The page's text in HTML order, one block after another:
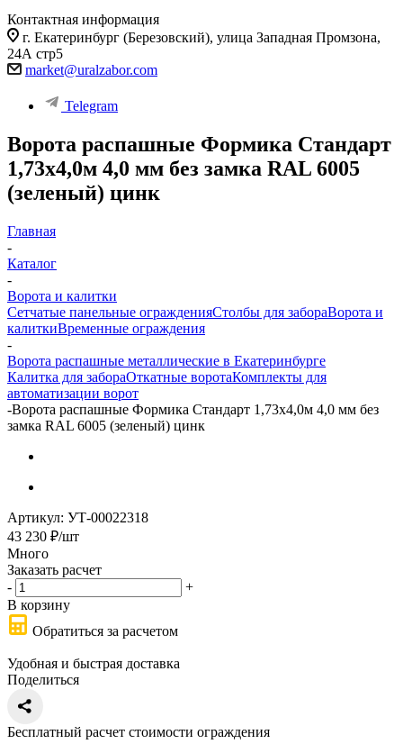
Контактная информация
г. Екатеринбург (Березовский), улица Западная Промзона,
24А стр5
market@uralzabor.com
Telegram
Ворота распашные Формика Стандарт
1,73х4,0м 4,0 мм без замка RAL 6005
(зеленый) цинк
Главная
-
Каталог
-
Ворота и калитки
Сетчатые панельные огражденияСтолбы для забораВорота и
калиткиВременные ограждения
-
Ворота распашные металлические в Екатеринбурге
Калитка для забораОткатные воротаКомплекты для
автоматизации ворот
-Ворота распашные Формика Стандарт 1,73х4,0м 4,0 мм без
замка RAL 6005 (зеленый) цинк
Артикул: УТ-00022318
43 230 ₽/шт
Много
Заказать расчет
-
+
В корзину
Обратиться за расчетом
Удобная и быстрая доставка
Поделиться
Бесплатный расчет стоимости ограждения